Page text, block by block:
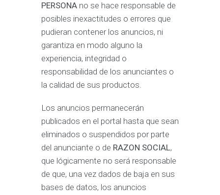
PERSONA no se hace responsable de
posibles inexactitudes o errores que
pudieran contener los anuncios, ni
garantiza en modo alguno la
experiencia, integridad o
responsabilidad de los anunciantes o
la calidad de sus productos.
Los anuncios permanecerán
publicados en el portal hasta que sean
eliminados o suspendidos por parte
del anunciante o de RAZON SOCIAL,
que lógicamente no será responsable
de que, una vez dados de baja en sus
bases de datos, los anuncios